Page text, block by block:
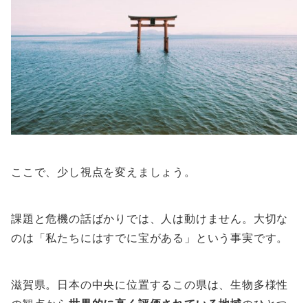
ここで、少し視点を変えましょう。
課題と危機の話ばかりでは、人は動けません。大切な
のは「私たちにはすでに宝がある」という事実です。
滋賀県。日本の中央に位置するこの県は、生物多様性